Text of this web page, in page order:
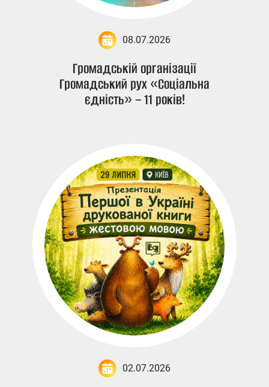
08.07.2026
Громадській організації
Громадський рух «Соціальна
єдність» – 11 років!
02.07.2026